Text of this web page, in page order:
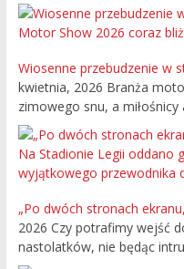
Wiosenne przebudzenie w
kwietnia, 2026 Branża
zimowego snu, a
„Po dwóch stronach
2026 Czy potrafimy wejść
nastolatków, nie będąc